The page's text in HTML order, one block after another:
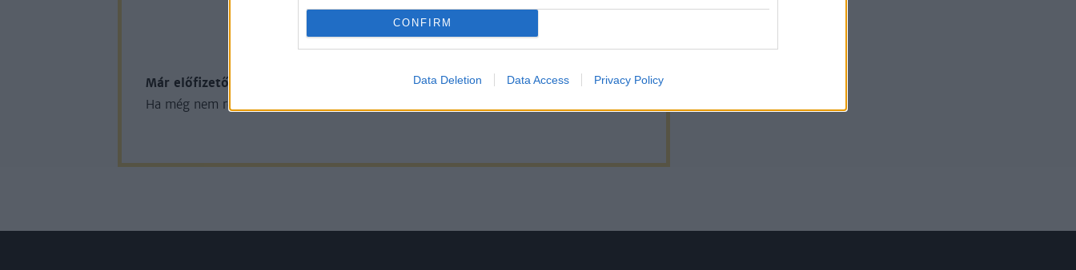
CONFIRM
Data Deletion Data Access Privacy Policy
KIPRÓBÁLOM 200 FT-ÉRT
Már előfizetőnk? Ha már regisztrált a Rubicon Online-on, kattintson ide:
BELÉPÉS.
Ha még nem rendelkezik felhasználói fiókkal, kattintson ide: